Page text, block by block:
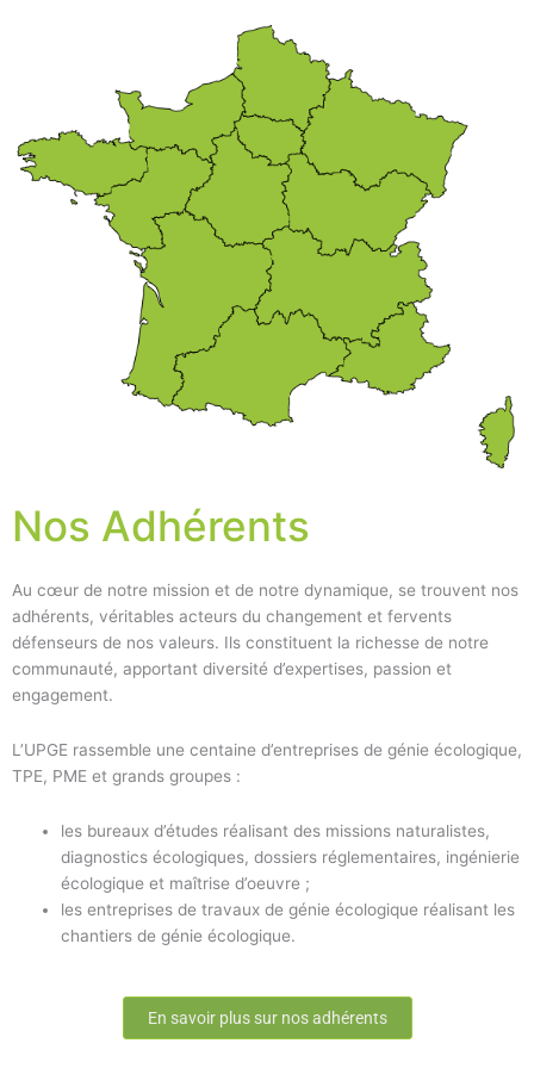
Nos Adhérents
Au cœur de notre mission et de notre dynamique, se trouvent nos
adhérents, véritables acteurs du changement et fervents
défenseurs de nos valeurs. Ils constituent la richesse de notre
communauté, apportant diversité d’expertises, passion et
engagement.
L’UPGE rassemble une centaine d’entreprises de génie écologique,
TPE, PME et grands groupes :
les bureaux d’études réalisant des missions naturalistes,
diagnostics écologiques, dossiers réglementaires, ingénierie
écologique et maîtrise d’oeuvre ;
les entreprises de travaux de génie écologique réalisant les
chantiers de génie écologique.
En savoir plus sur nos adhérents